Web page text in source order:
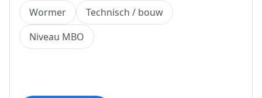
Wormer
Technisch / bouw
Niveau MBO